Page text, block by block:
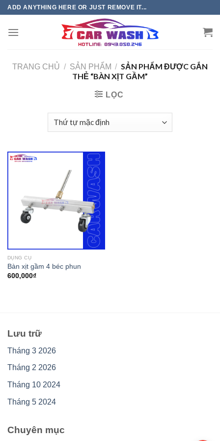
Chuyển
phần
ADD ANYTHING HERE OR JUST REMOVE IT...
TRANG CHỦ / SẢN PHẨM / SẢN PHẨM ĐƯỢC GẮN
THẺ “BÀN XỊT GẦM”
LỌC
DỤNG CỤ
Bàn xịt gầm 4 béc phun
600,000₫
Lưu trữ
Tháng 3 2026
Tháng 2 2026
Tháng 10 2024
Tháng 5 2024
Chuyên mục